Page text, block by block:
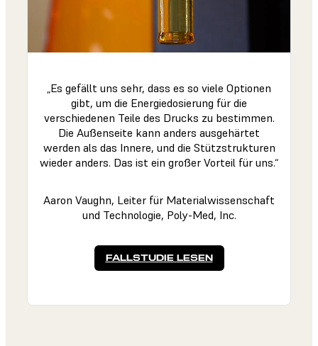
„Es gefällt uns sehr, dass es so viele Optionen
gibt, um die Energiedosierung für die
verschiedenen Teile des Drucks zu bestimmen.
Die Außenseite kann anders ausgehärtet
werden als das Innere, und die Stützstrukturen
wieder anders. Das ist ein großer Vorteil für uns.“
Aaron Vaughn, Leiter für Materialwissenschaft
und Technologie, Poly-Med, Inc.
FALLSTUDIE LESEN